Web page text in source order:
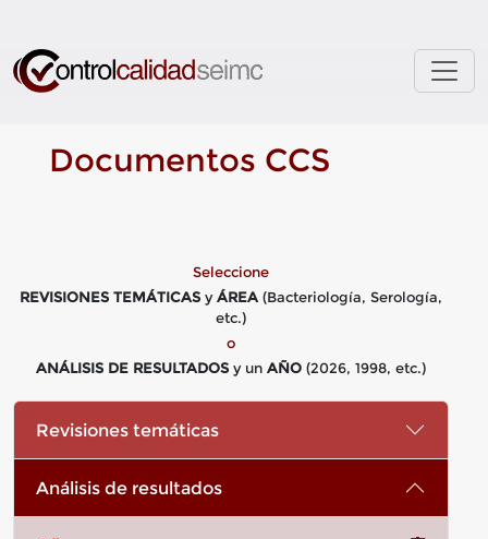
Skip to main content
Documentos CCS
Seleccione
REVISIONES TEMÁTICAS y ÁREA(Bacteriología, Serología,
etc.)
o
ANÁLISIS DE RESULTADOS y un AÑO (2026, 1998, etc.)
Revisiones temáticas
Análisis de resultados